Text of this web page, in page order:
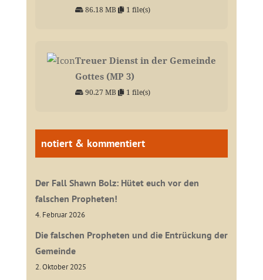
86.18 MB 1 file(s)
Treuer Dienst in der Gemeinde
Gottes (MP 3)
90.27 MB 1 file(s)
notiert & kommentiert
Der Fall Shawn Bolz: Hütet euch vor den
falschen Propheten!
4. Februar 2026
Die falschen Propheten und die Entrückung der
Gemeinde
2. Oktober 2025